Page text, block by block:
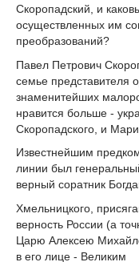
Скоропадский, и
осуществленных им
преобразований?
Павел Петрович
семье представителя
знаменитейших
нравится больше -
Скоропадского, и
Известнейшим
линии был
верный соратник
Хмельницкого,
верность России (а
Царю Алексею
в его лице - Великим